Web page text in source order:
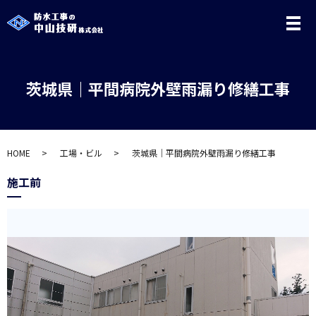
メ
茨城県｜平間病院外壁雨漏り修繕工事
HOME 工場・ビル 茨城県｜平間病院外壁雨漏り修繕工事
施工前